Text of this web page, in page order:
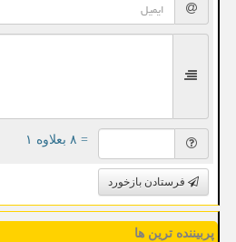
= ۸ بعلاوه ۱
فرستادن بازخورد
پربیننده ترین ها